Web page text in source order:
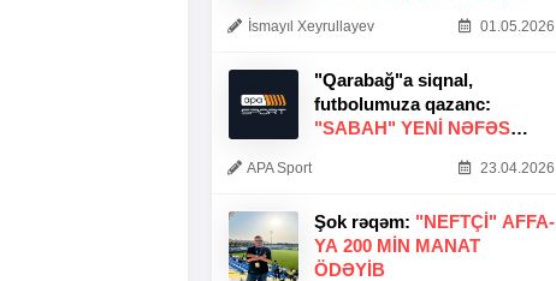
İsmayıl Xeyrullayev 01.05.2026
"Qarabağ"a siqnal,
futbolumuza qazanc:
"SABAH" YENI NƏFƏS
APA Sport 23.04.2026
Şok rəqəm: "NEFTÇI" AFFA-
YA 200 MIN MANAT
ÖDƏYIB